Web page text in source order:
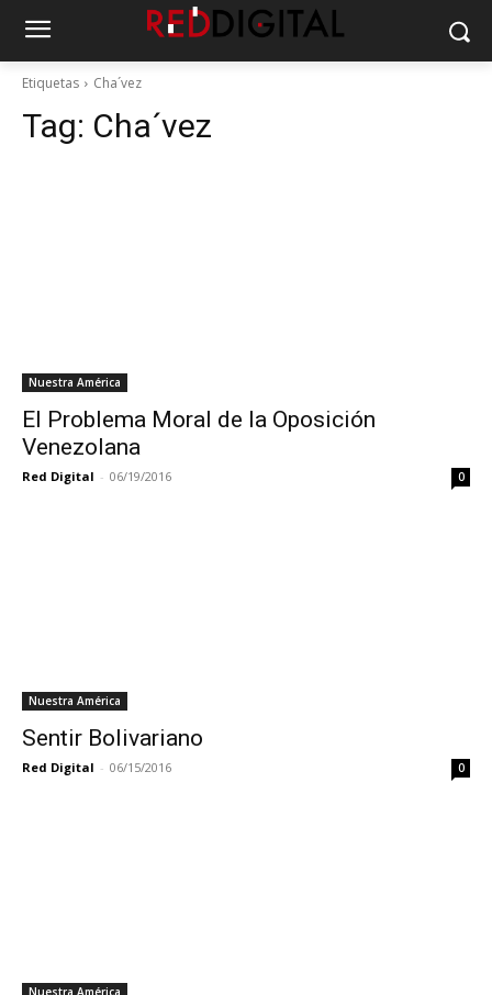
Etiquetas Cha´vez
Tag: Cha´vez
Nuestra América
El Problema Moral de la Oposición
Venezolana
Red Digital - 06/19/2016 0
Nuestra América
Sentir Bolivariano
Red Digital - 06/15/2016 0
Nuestra América